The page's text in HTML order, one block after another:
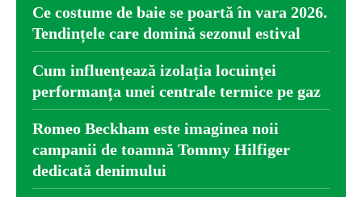
Ce costume de baie se poartă în vara 2026.
Tendințele care domină sezonul estival
Cum influențează izolația locuinței
performanța unei centrale termice pe gaz
Romeo Beckham este imaginea noii
campanii de toamnă Tommy Hilfiger
dedicată denimului